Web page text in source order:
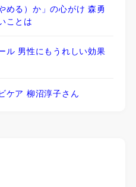
める）か」の心がけ 森勇
ことは
ル 男性にもうれしい効果
ケア 柳沼淳子さん